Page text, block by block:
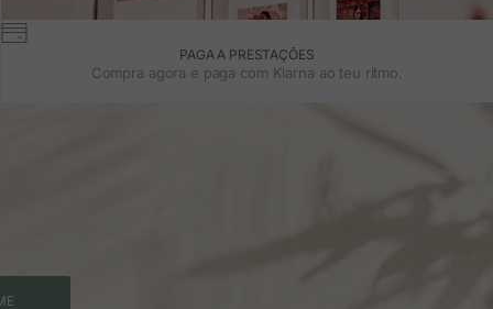
PAGA A PRESTAÇÕES
Compra agora e paga com Klarna ao teu ritmo.